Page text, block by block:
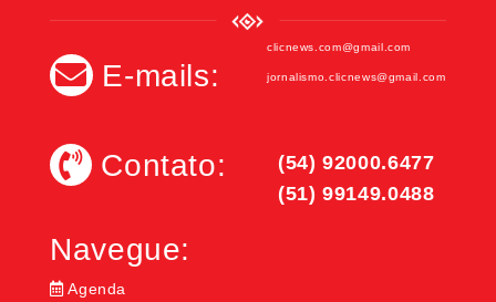
E-mails:
clicnews.com@gmail.com
jornalismo.clicnews@gmail.com
Contato:
(54) 92000.6477
(51) 99149.0488
Navegue:
Agenda